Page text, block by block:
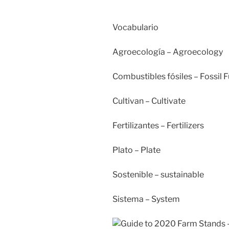
Vocabulario
Agroecología – Agroecology
Combustibles fósiles – Fossil
Cultivan – Cultivate
Fertilizantes – Fertilizers
Plato – Plate
Sostenible – sustainable
Sistema – System